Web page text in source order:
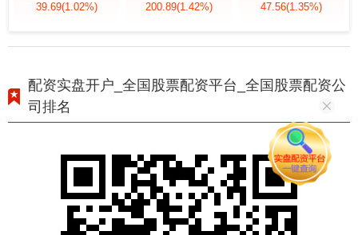
39.69(1.02%) 200.89(1.42%) 47.56(1.35%)
配资实盘开户_全国股票配资平台_全国股票配资公
司排名